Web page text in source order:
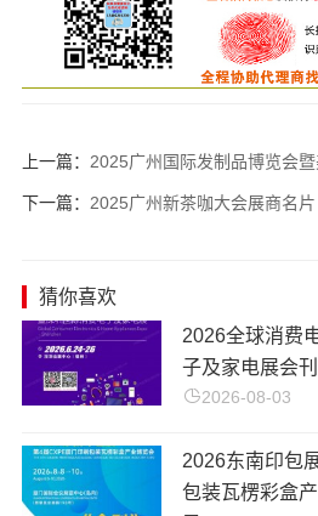
上一篇： 2025广州国际发制品博览会暨美妆睫
下一篇： 2025广州新茶咖大会展商名
猜你喜欢
​2026全球消费
子及家电展会刊
2026-08-03
2026东南印包
包装瓦楞彩盒